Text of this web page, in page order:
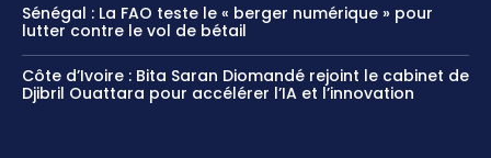
Sénégal : La FAO teste le « berger numérique » pour
lutter contre le vol de bétail
Côte d’Ivoire : Bita Saran Diomandé rejoint le cabinet de
Djibril Ouattara pour accélérer l’IA et l’innovation